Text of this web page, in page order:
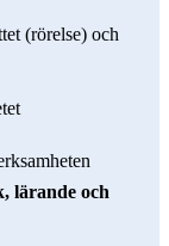
(rörelse) och
lärande och